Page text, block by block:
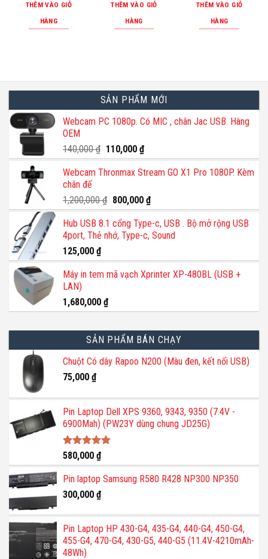
THÊM VÀO GIỎ
HÀNG
THÊM VÀO GIỎ
HÀNG
THÊM VÀO GIỎ
HÀNG
SẢN PHẨM MỚI
Webcam PC 1080p. Có MIC , chân Jac USB. Hàng
OEM
140,000₫ Giá
gốc
là:
110,000 ₫Giá
hiện
tại
110,000 ₫.
Webcam Thronmax Stream GO X1 Pro 1080P. Kèm
chân đế
1,200,000₫ Giá
gốc
là:
1,200,000 ₫.
800,000 ₫Giá
hiện
tại
là:
Hub USB 8.1 cổng Type-c, USB . Bộ mở rộng USB
4port, Thẻ nhớ, Type-c, Sound
125,000 ₫
Máy in tem mã vạch Xprinter XP-480BL (USB +
LAN)
1,680,000 ₫
SẢN PHẨM BÁN CHẠY
Chuột Có dây Rapoo N200 (Màu đen, kết nối USB)
75,000 ₫
Pin Laptop Dell XPS 9360, 9343, 9350 (7.4V -
6900Mah) (PW23Y dùng chung JD25G)
Được xếp
hạng5.00
5 sao
580,000 ₫
Pin laptop Samsung R580 R428 NP300 NP350
300,000 ₫
Pin Laptop HP 430-G4, 435-G4, 440-G4, 450-G4,
455-G4, 470-G4, 430-G5, 440-G5 (11.4V-4210mAh-
48Wh)